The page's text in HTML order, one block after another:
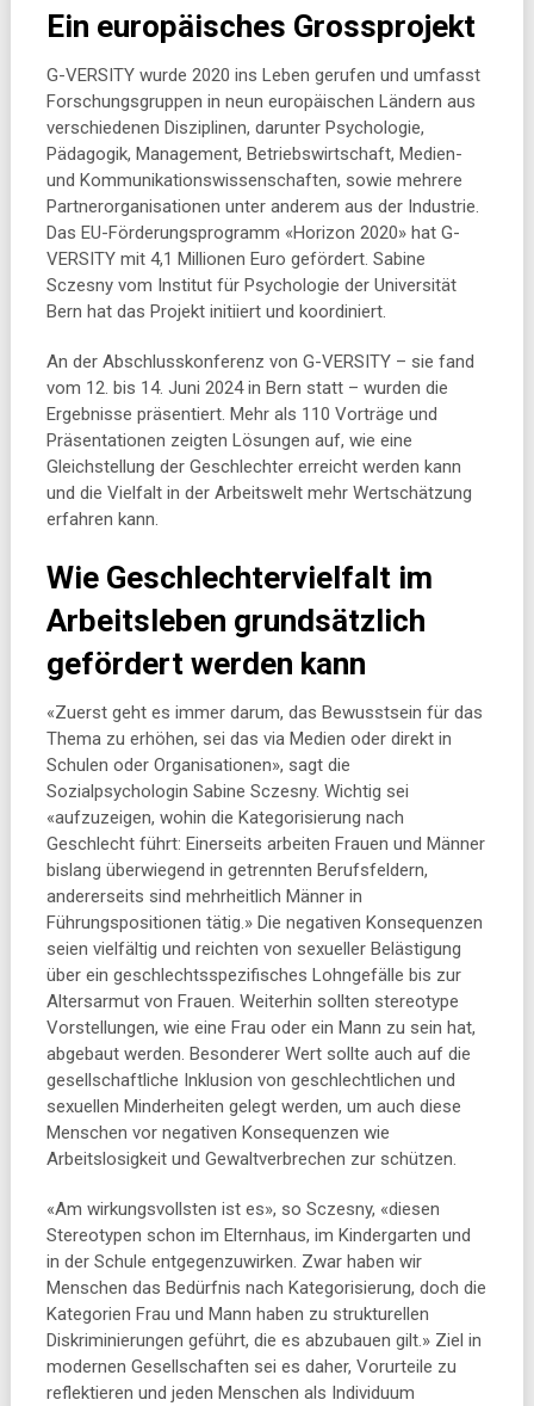
Ein europäisches Grossprojekt
G-VERSITY wurde 2020 ins Leben gerufen und umfasst
Forschungsgruppen in neun europäischen Ländern aus
verschiedenen Disziplinen, darunter Psychologie,
Pädagogik, Management, Betriebswirtschaft, Medien-
und Kommunikationswissenschaften, sowie mehrere
Partnerorganisationen unter anderem aus der Industrie.
Das EU-Förderungsprogramm «Horizon 2020» hat G-
VERSITY mit 4,1 Millionen Euro gefördert. Sabine
Sczesny vom Institut für Psychologie der Universität
Bern hat das Projekt initiiert und koordiniert.
An der Abschlusskonferenz von G-VERSITY – sie fand
vom 12. bis 14. Juni 2024 in Bern statt – wurden die
Ergebnisse präsentiert. Mehr als 110 Vorträge und
Präsentationen zeigten Lösungen auf, wie eine
Gleichstellung der Geschlechter erreicht werden kann
und die Vielfalt in der Arbeitswelt mehr Wertschätzung
erfahren kann.
Wie Geschlechtervielfalt im
Arbeitsleben grundsätzlich
gefördert werden kann
«Zuerst geht es immer darum, das Bewusstsein für das
Thema zu erhöhen, sei das via Medien oder direkt in
Schulen oder Organisationen», sagt die
Sozialpsychologin Sabine Sczesny. Wichtig sei
«aufzuzeigen, wohin die Kategorisierung nach
Geschlecht führt: Einerseits arbeiten Frauen und Männer
bislang überwiegend in getrennten Berufsfeldern,
andererseits sind mehrheitlich Männer in
Führungspositionen tätig.» Die negativen Konsequenzen
seien vielfältig und reichten von sexueller Belästigung
über ein geschlechtsspezifisches Lohngefälle bis zur
Altersarmut von Frauen. Weiterhin sollten stereotype
Vorstellungen, wie eine Frau oder ein Mann zu sein hat,
abgebaut werden. Besonderer Wert sollte auch auf die
gesellschaftliche Inklusion von geschlechtlichen und
sexuellen Minderheiten gelegt werden, um auch diese
Menschen vor negativen Konsequenzen wie
Arbeitslosigkeit und Gewaltverbrechen zur schützen.
«Am wirkungsvollsten ist es», so Sczesny, «diesen
Stereotypen schon im Elternhaus, im Kindergarten und
in der Schule entgegenzuwirken. Zwar haben wir
Menschen das Bedürfnis nach Kategorisierung, doch die
Kategorien Frau und Mann haben zu strukturellen
Diskriminierungen geführt, die es abzubauen gilt.» Ziel in
modernen Gesellschaften sei es daher, Vorurteile zu
reflektieren und jeden Menschen als Individuum